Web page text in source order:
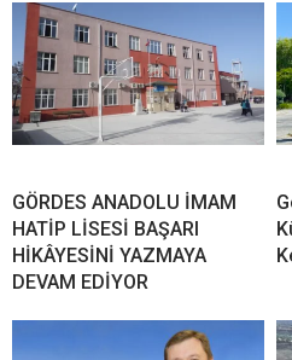
GÖRDES ANADOLU İMAM
HATİP LİSESİ BAŞARI
HİKÂYESİNİ YAZMAYA
DEVAM EDİYOR